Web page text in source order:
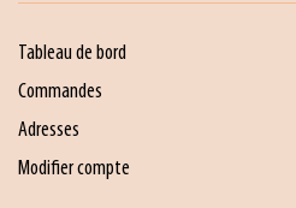
Tableau de bord
Commandes
Adresses
Modifier compte